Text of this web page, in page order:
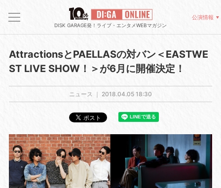
DISK GARAGE発！ライブ・エンタメWEBマガジン
公演情報
AttractionsとPAELLASの対バン＜EASTWE
ST LIVE SHOW！＞が6月に開催決定！
ニュース ｜ 2018.04.05 18:30